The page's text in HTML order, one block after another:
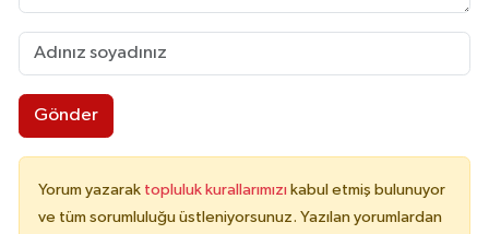
Gönder
Yorum yazarak topluluk kurallarımızı kabul etmiş bulunuyor
ve tüm sorumluluğu üstleniyorsunuz. Yazılan yorumlardan